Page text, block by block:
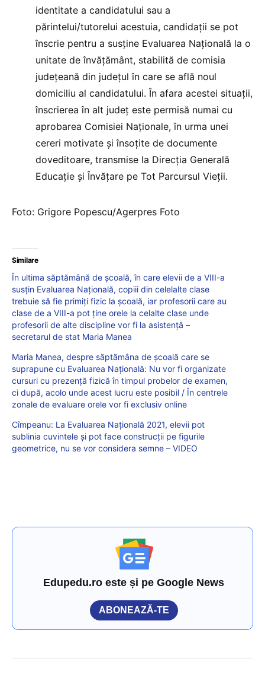
identitate a candidatului sau a
părintelui/tutorelui acestuia, candidaţii se pot
înscrie pentru a susţine Evaluarea Naţională la o
unitate de învăţământ, stabilită de comisia
judeţeană din judeţul în care se află noul
domiciliu al candidatului. În afara acestei situaţii,
înscrierea în alt judeţ este permisă numai cu
aprobarea Comisiei Naţionale, în urma unei
cereri motivate şi însoţite de documente
doveditoare, transmise la Direcţia Generală
Educaţie şi Învăţare pe Tot Parcursul Vieţii.
Foto: Grigore Popescu/Agerpres Foto
Similare
În ultima săptămână de școală, în care elevii de a VIII-a
susțin Evaluarea Națională, copiii din celelalte clase
trebuie să fie primiți fizic la școală, iar profesorii care au
clase de a VIII-a pot ține orele la celalte clase unde
profesorii de alte discipline vor fi la asistență –
secretarul de stat Maria Manea
Maria Manea, despre săptămâna de școală care se
suprapune cu Evaluarea Națională: Nu vor fi organizate
cursuri cu prezență fizică în timpul probelor de examen,
ci după, acolo unde acest lucru este posibil / În centrele
zonale de evaluare orele vor fi exclusiv online
Cîmpeanu: La Evaluarea Națională 2021, elevii pot
sublinia cuvintele și pot face construcții pe figurile
geometrice, nu se vor considera semne – VIDEO
Edupedu.ro este și pe Google News
ABONEAZĂ-TE